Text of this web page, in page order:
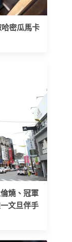
密瓜馬卡
燒、冠軍
文旦伴手